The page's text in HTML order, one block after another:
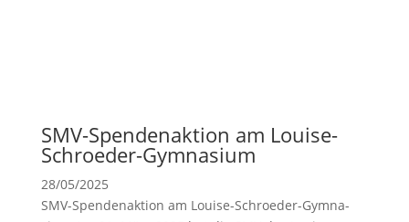
SMV-Spenden­ak­tion am Louise-
Schroeder-Gymna­sium
28/05/2025
SMV-Spenden­ak­tion am Louise-Schroeder-Gymna­